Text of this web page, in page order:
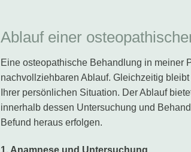
Ablauf einer
Eine osteopathische Behandlung in meiner
nachvollziehbaren Ablauf. Gleichzeitig
Ihrer persönlichen Situation. Der Ablauf
innerhalb dessen Untersuchung und
Befund heraus erfolgen.
1. Anamnese und Untersuchung